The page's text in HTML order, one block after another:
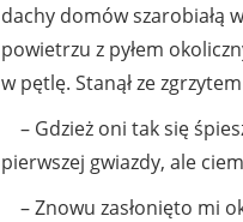
dachy domów szarobiałą
powietrzu z pyłem
w pętlę. Stanął ze
– Gdzież oni tak się
pierwszej gwiazdy, ale
– Znowu zasłonięto mi